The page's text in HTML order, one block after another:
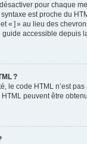
pour chaque
est proche du
« ] » au lieu des
guide accessible depuis
?
le code HTML n’est
peuvent être